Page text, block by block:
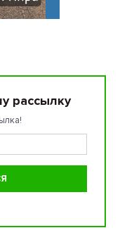
рассылку